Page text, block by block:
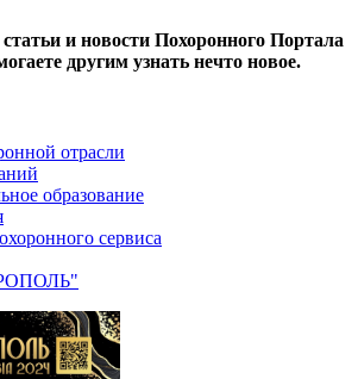
и новости Похоронного Портала
другим узнать нечто новое.
отрасли
образование
сервиса